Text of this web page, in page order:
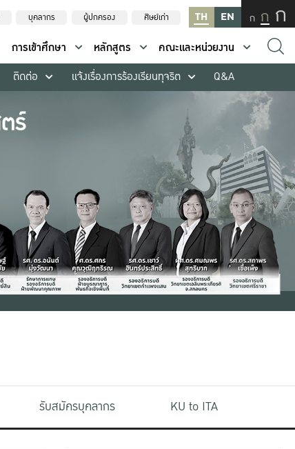
บุคลากร ผู้ปกครอง ศิษย์เก่า TH EN ก ก ก
การเข้าศึกษา หลักสูตร
คณะและหน่วยงาน
ติดต่อ แจ้งเรื่องการร้องเรียนทุจริต Q&A
รับสมัครบุคลากร KU to ITA